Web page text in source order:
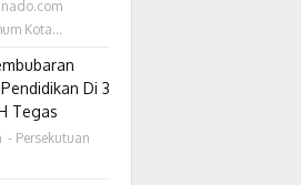
Kota...
Di 3
Tegas
- Persekutuan